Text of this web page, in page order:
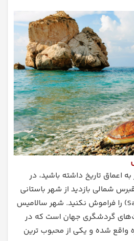
اعماق تاریخ داشته باشید، در
شمالی بازدید از شهر باستانی
سالامیس (Salamis City) را فراموش نکنید. شهر سالامیس
گردشگری جهان است که در
واقع شده و یکی از محبوب ترین